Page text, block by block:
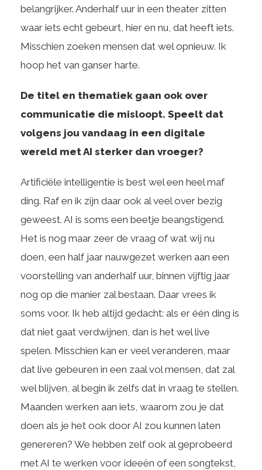
belangrijker. Anderhalf uur in een theater zitten
waar iets echt gebeurt, hier en nu, dat heeft iets.
Misschien zoeken mensen dat wel opnieuw. Ik
hoop het van ganser harte.
De titel en thematiek gaan ook over
communicatie die misloopt. Speelt dat
volgens jou vandaag in een digitale
wereld met AI sterker dan vroeger?
Artificiële intelligentie is best wel een heel maf
ding. Raf en ik zijn daar ook al veel over bezig
geweest. AI is soms een beetje beangstigend.
Het is nog maar zeer de vraag of wat wij nu
doen, een half jaar nauwgezet werken aan een
voorstelling van anderhalf uur, binnen vijftig jaar
nog op die manier zal bestaan. Daar vrees ik
soms voor. Ik heb altijd gedacht: als er één ding is
dat niet gaat verdwijnen, dan is het wel live
spelen. Misschien kan er veel veranderen, maar
dat live gebeuren in een zaal vol mensen, dat zal
wel blijven, al begin ik zelfs dat in vraag te stellen.
Maanden werken aan iets, waarom zou je dat
doen als je het ook door AI zou kunnen laten
genereren? We hebben zelf ook al geprobeerd
met AI te werken voor ideeën of een songtekst,